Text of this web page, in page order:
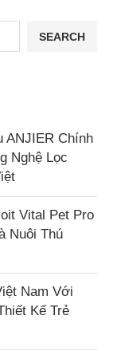
SEARCH
ANJIER Chính
Nghệ Lọc
Vital Pet Pro
Nuôi Thú
Nam Với
Kế Trẻ